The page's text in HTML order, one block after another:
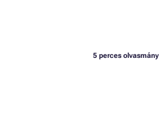
5 perces olvasmány